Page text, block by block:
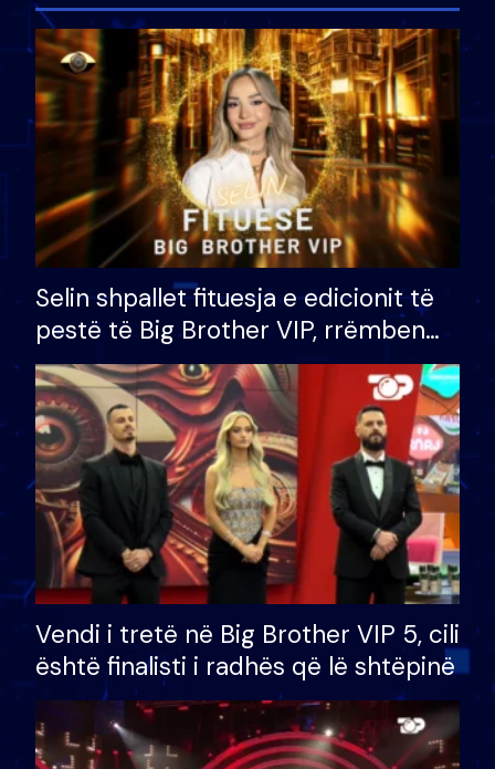
Selin shpallet fituesja e edicionit të
pestë të Big Brother VIP, rrëmben
çmimin e madh prej 100 mijë eurosh
Vendi i tretë në Big Brother VIP 5, cili
është finalisti i radhës që lë shtëpinë